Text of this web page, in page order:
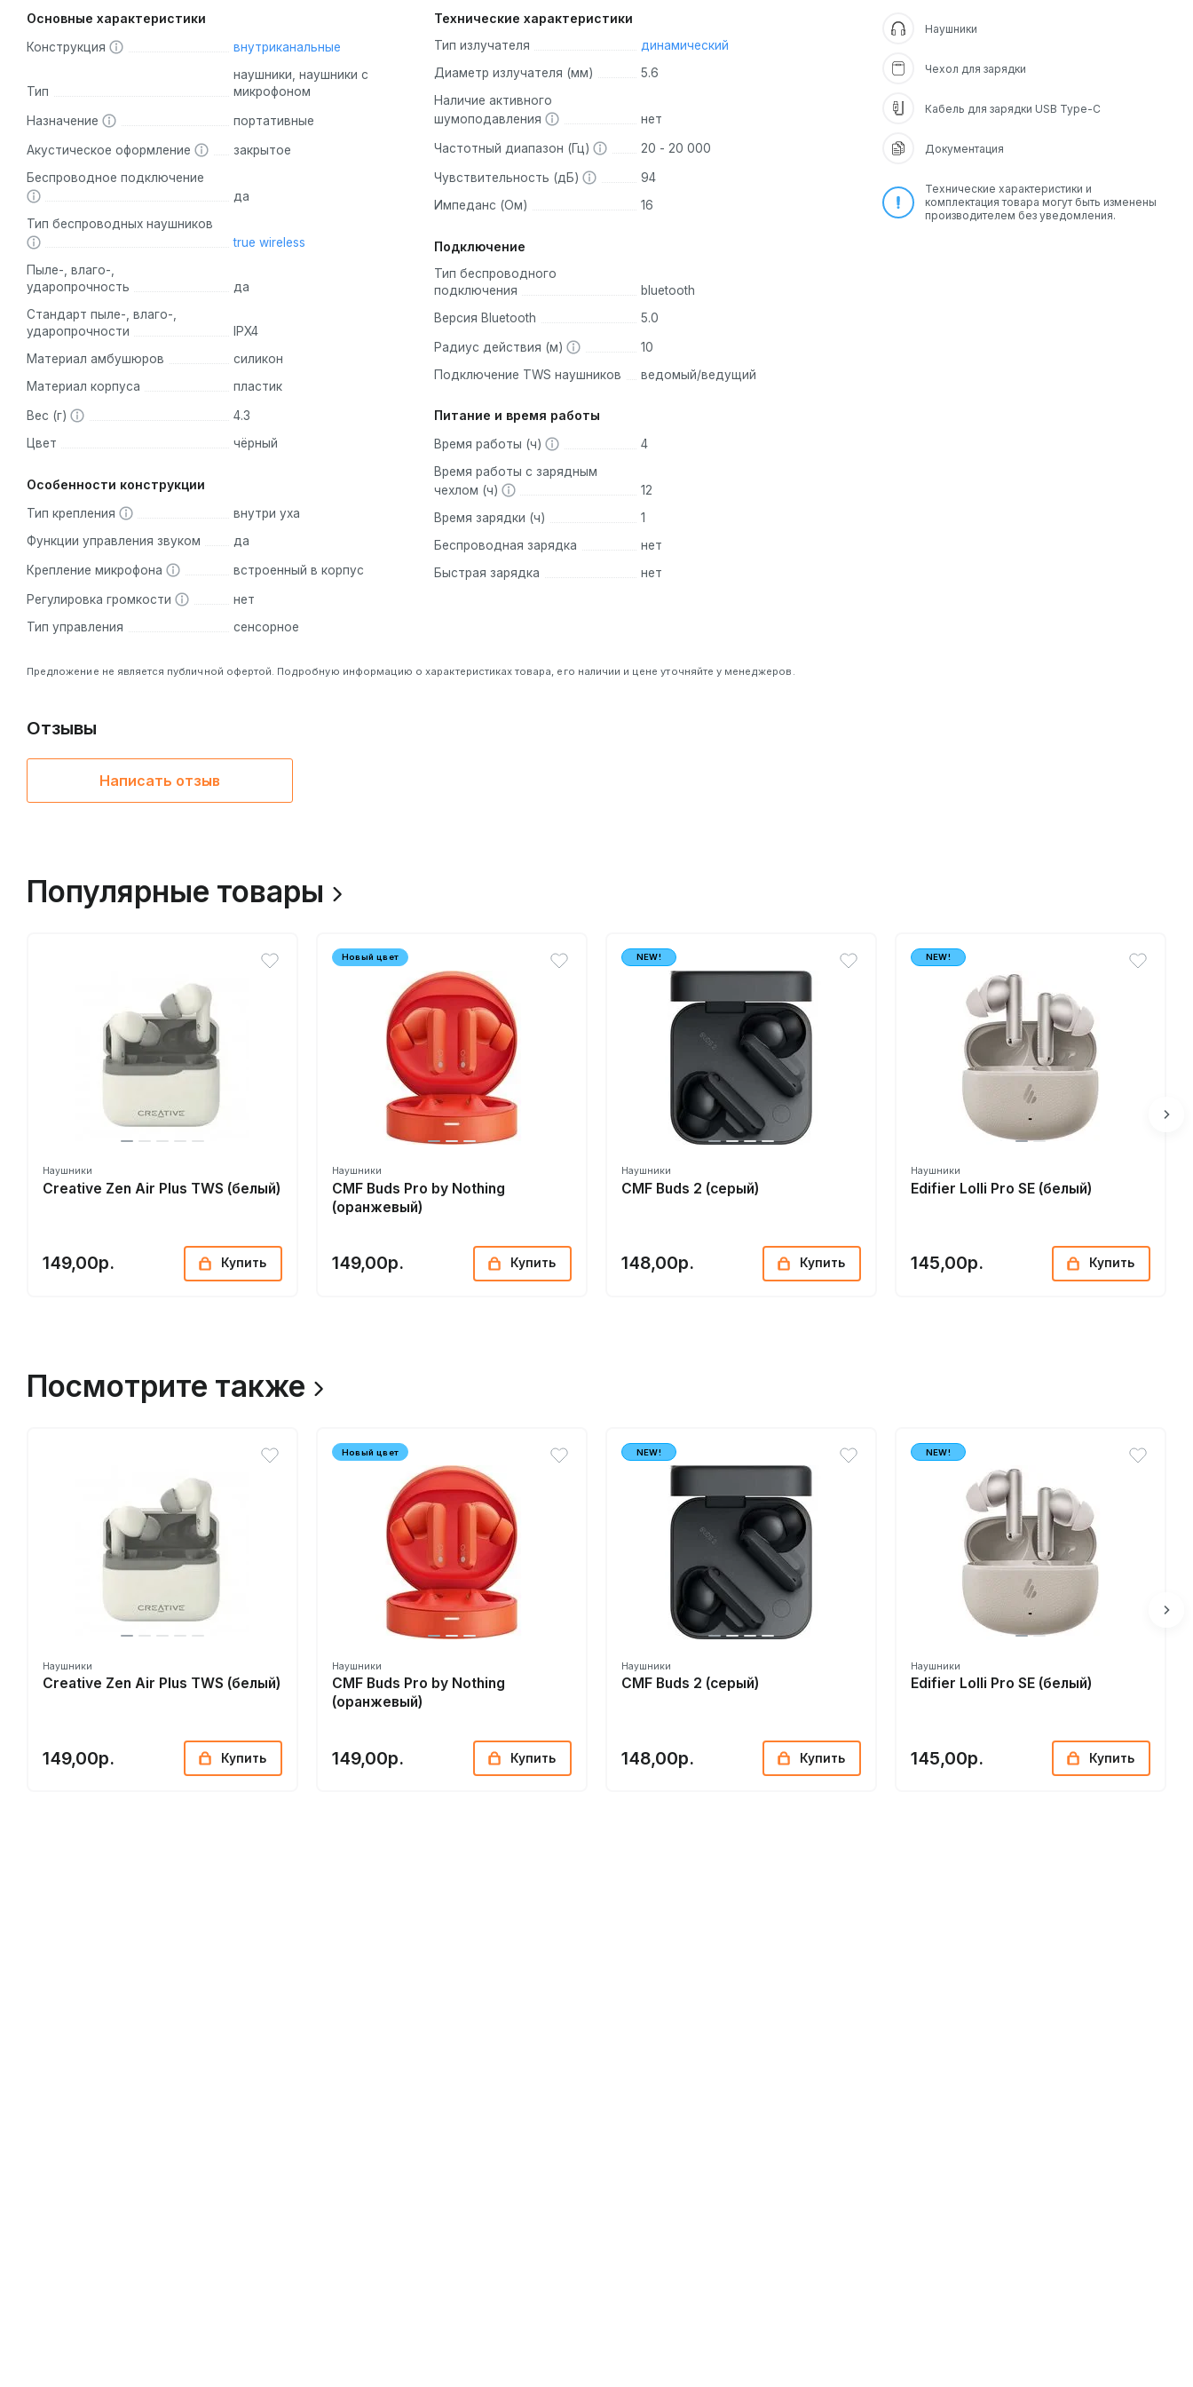
Основные характеристики
Конструкция внутриканальные
Тип
наушники, наушники с
микрофоном
Назначение портативные
Акустическое оформление
закрытое
Беспроводное подключение
да
Тип беспроводных наушников
true wireless
Пыле-, влаго-,
ударопрочность
да
Стандарт пыле-, влаго-,
ударопрочности
IPX4
Материал амбушюров
силикон
Материал корпуса
пластик
Вес (г)
4.3
Цвет
чёрный
Особенности конструкции
Тип крепления
внутри уха
Функции управления звуком
да
Крепление микрофона встроенный в корпус
Регулировка громкости
нет
Тип управления
сенсорное
Технические характеристики
Тип излучателя
динамический
Диаметр излучателя (мм)
5.6
Наличие активного
шумоподавления
нет
Частотный диапазон (Гц) 20 - 20 000
Чувствительность (дБ)
94
Импеданс (Ом)
16
Подключение
Тип беспроводного
подключения
bluetooth
Версия Bluetooth
5.0
Радиус действия (м)
10
Подключение TWS наушников
ведомый/ведущий
Питание и время работы
Время работы (ч)
4
Время работы с зарядным
чехлом (ч)
12
Время зарядки (ч)
1
Беспроводная зарядка
нет
Быстрая зарядка
нет
Предложение не является публичной офертой. Подробную информацию о характеристиках товара, его наличии и цене уточняйте у менеджеров.
Наушники
Чехол для зарядки
Кабель для зарядки USB Type-C
Документация
Технические характеристики и
комплектация товара могут быть изменены
производителем без уведомления.
Отзывы
Написать отзыв
Популярные товары
Наушники
Creative Zen Air Plus TWS (белый)
149,00р. Купить
Новый цвет
Наушники
CMF Buds Pro by Nothing
(оранжевый)
149,00р. Купить
NEW!
Наушники
CMF Buds 2 (серый)
148,00р. Купить
NEW!
Наушники
Edifier Lolli Pro SE (белый)
145,00р. Купить
Посмотрите также
Наушники
Creative Zen Air Plus TWS (белый)
149,00р. Купить
Новый цвет
Наушники
CMF Buds Pro by Nothing
(оранжевый)
149,00р. Купить
NEW!
Наушники
CMF Buds 2 (серый)
148,00р. Купить
NEW!
Наушники
Edifier Lolli Pro SE (белый)
145,00р. Купить